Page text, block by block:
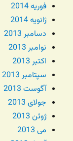
فوریه 2014
ژانویه 2014
دسامبر 2013
نوامبر 2013
اکتبر 2013
سپتامبر 2013
آگوست 2013
جولای 2013
ژوئن 2013
می 2013